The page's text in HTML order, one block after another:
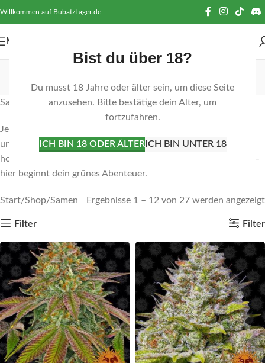
Bist du über 18?
Du musst 18 Jahre oder älter sein, um diese Seite
anzusehen. Bitte bestätige dein Alter, um
fortzufahren.
ICH BIN 18 ODER ÄLTERICH BIN UNTER 18
Willkommen auf BubatzLager.de
MENÜ
Kategorien
Samen: Der Beginn einer grünen Reise
Jede großartige Pflanze beginnt mit einem kleinen Samen. In
unserer Kategorie „Samen“ findest du eine große Auswahl an
hochwertigen Cannabissamen. Ob Indica, Sativa oder Hybrid –
hier beginnt dein grünes Abenteuer.
Start Shop Samen Ergebnisse 1 – 12 von 27 werden angezeigt
Filter Filter